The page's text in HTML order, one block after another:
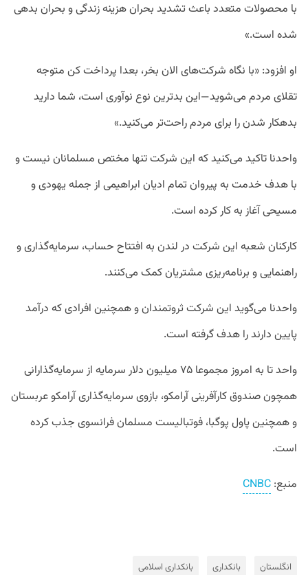
با محصولات متعدد باعث تشدید بحران هزینه زندگی و بحران بدهی
شده است.»
او افزود: «با نگاه شرکت‌های الان بخر، بعدا پرداخت کن متوجه
تقلای مردم می‌شوید—این بدترین نوع نوآوری است، شما دارید
بدهکار شدن را برای مردم راحت‌تر می‌کنید.»
واحدنا تاکید می‌کنید که این شرکت تنها مختص مسلمانان نیست و
با هدف خدمت به پیروان تمام ادیان ابراهیمی از جمله یهودی و
مسیحی آغاز به کار کرده است.
کارکنان شعبه این شرکت در لندن به افتتاح حساب، سرمایه‌گذاری و
راهنمایی و برنامه‌ریزی مشتریان کمک می‌کنند.
واحدنا می‌گوید این شرکت ثروتمندان و همچنین افرادی که درآمد
پایین دارند را هدف گرفته است.
واحد تا به امروز مجموعا ۷۵ میلیون دلار سرمایه‌ از سرمایه‌گذارانی
همچون صندوق کارآفرینی آرامکو، بازوی سرمایه‌گذاری آرامکو عربستان
و همچنین پاول پوگبا،‌ فوتبالیست مسلمان فرانسوی جذب کرده
است.
منبع: CNBC
انگلستان بانکداری بانکداری اسلامی